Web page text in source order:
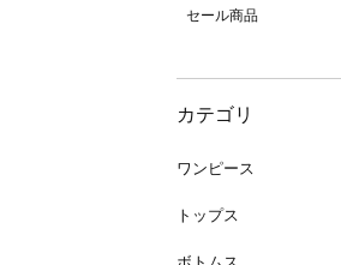
セール商品
カテゴリ
ワンピース
トップス